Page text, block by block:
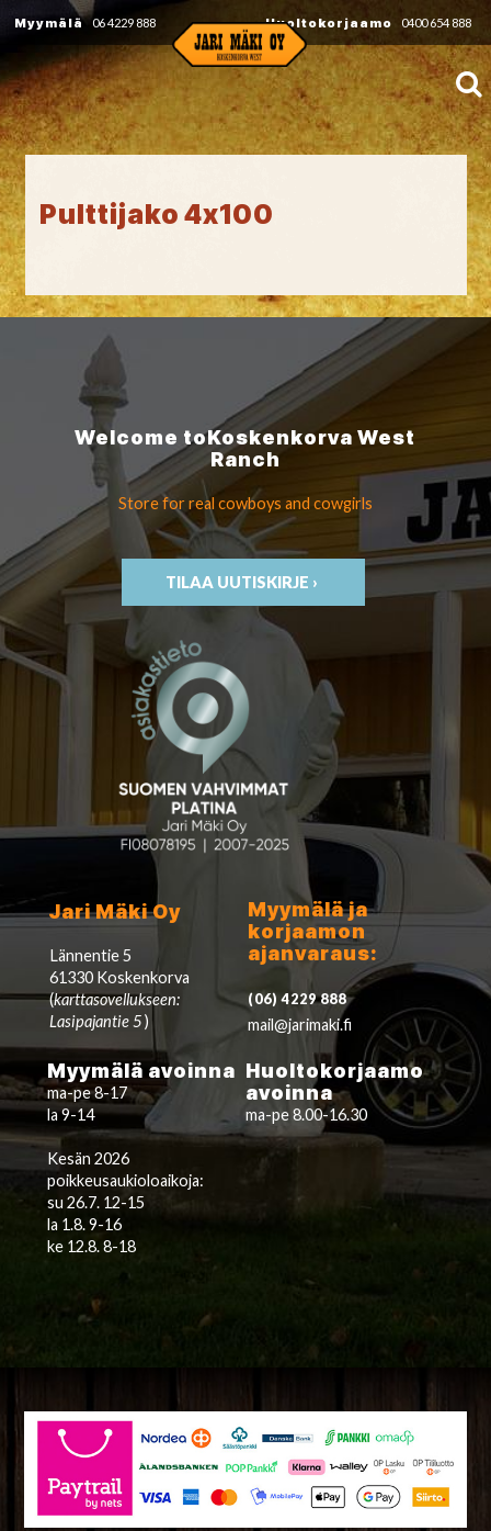
Myymälä 06 4229 888 Huoltokorjaamo 0400 654 888
Pulttijako 4x100
Welcome toKoskenkorvaWest
Ranch
Store for real cowboys and cowgirls
TILAA UUTISKIRJE ›
Jari Mäki Oy
Lännentie 5
61330 Koskenkorva
(karttasovellukseen:
Lasipajantie 5)
Myymälä ja
korjaamon
ajanvaraus:
(06) 4229 888
mail@jarimaki.fi
Myymälä avoinna
ma-pe 8-17
la 9-14
Kesän 2026
poikkeusaukioloaikoja:
su 26.7. 12-15
la 1.8. 9-16
ke 12.8. 8-18
Huoltokorjaamo
avoinna
ma-pe 8.00-16.30